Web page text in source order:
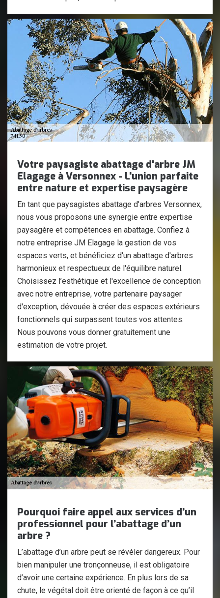
Votre paysagiste abattage d'arbre JM
Elagage à Versonnex - L'union parfaite
entre nature et expertise paysagère
En tant que paysagistes abattage d'arbres Versonnex,
nous vous proposons une synergie entre expertise
paysagère et compétences en abattage. Confiez à
notre entreprise JM Elagage la gestion de vos
espaces verts, et bénéficiez d'un abattage d'arbres
harmonieux et respectueux de l'équilibre naturel.
Choisissez l’esthétique et l'excellence de conception
avec notre entreprise, votre partenaire paysager
d'exception, dévouée à créer des espaces extérieurs
fonctionnels qui surpassent toutes vos attentes.
Nous pouvons vous donner gratuitement une
estimation de votre projet.
Pourquoi faire appel aux services d’un
professionnel pour l’abattage d’un
arbre ?
L’abattage d’un arbre peut se révéler dangereux. Pour
bien manipuler une tronçonneuse, il est obligatoire
d’avoir une certaine expérience. En plus lors de sa
chute, le végétal doit être orienté de façon à ce qu’il